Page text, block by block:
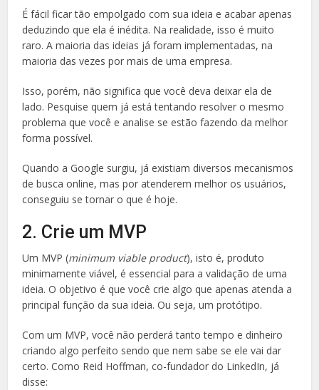
É fácil ficar tão empolgado com sua ideia e acabar apenas
deduzindo que ela é inédita. Na realidade, isso é muito
raro. A maioria das ideias já foram implementadas, na
maioria das vezes por mais de uma empresa.
Isso, porém, não significa que você deva deixar ela de
lado. Pesquise quem já está tentando resolver o mesmo
problema que você e analise se estão fazendo da melhor
forma possível.
Quando a Google surgiu, já existiam diversos mecanismos
de busca online, mas por atenderem melhor os usuários,
conseguiu se tornar o que é hoje.
2. Crie um MVP
Um MVP (minimum viable product), isto é, produto
minimamente viável, é essencial para a validação de uma
ideia. O objetivo é que você crie algo que apenas atenda a
principal função da sua ideia. Ou seja, um protótipo.
Com um MVP, você não perderá tanto tempo e dinheiro
criando algo perfeito sendo que nem sabe se ele vai dar
certo. Como Reid Hoffman, co-fundador do LinkedIn, já
disse: